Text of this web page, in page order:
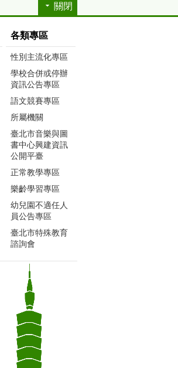
關閉
各類專區
性別主流化專區
學校合併或停辦
資訊公告專區
語文競賽專區
所屬機關
臺北市音樂與圖
書中心興建資訊
公開平臺
正常教學專區
樂齡學習專區
幼兒園不適任人
員公告專區
臺北市特殊教育
諮詢會